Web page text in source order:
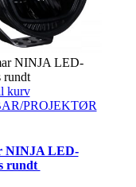
kurv
PROJEKTØR
NINJA LED-
rundt